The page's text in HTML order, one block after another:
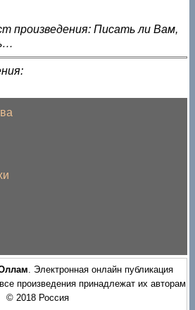
произведения: Писать ли Вам,
. Электронная онлайн публикация
произведения принадлежат их авторам
© 2018 Россия